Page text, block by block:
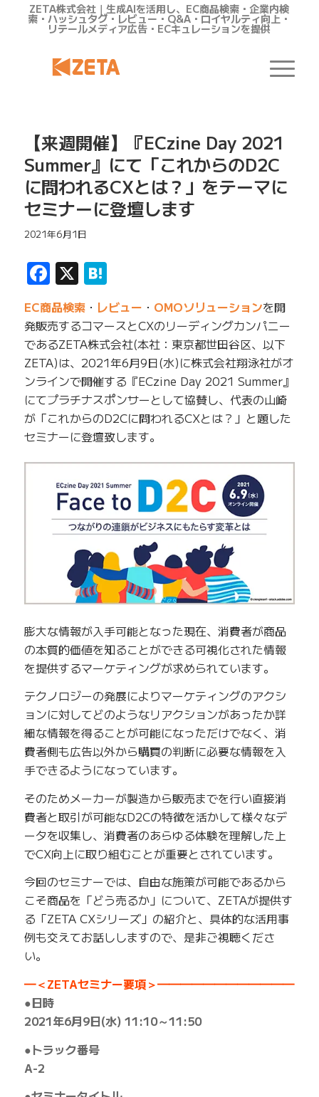
ZETA株式会社｜生成AIを活用し、EC商品検索・企業内検
索・ハッシュタグ・レビュー・Q&A・ロイヤルティ向上・
リテールメディア広告・ECキュレーションを提供
【来週開催】『ECzine Day 2021
Summer』にて「これからのD2C
に問われるCXとは？」をテーマに
セミナーに登壇します
2021年6月1日
Facebook
X Hatena
EC商品検索・ レビュー ・ OMOソリューションを開
発販売するコマースとCXのリーディングカンパニー
であるZETA株式会社(本社：東京都世田谷区、以下
ZETA)は、2021年6月9日(水)に株式会社翔泳社がオ
ンラインで開催する『ECzine Day 2021 Summer』
にてプラチナスポンサーとして協賛し、代表の山崎
が「これからのD2Cに問われるCXとは？」と題した
セミナーに登壇致します。
膨大な情報が入手可能となった現在、消費者が商品
の本質的価値を知ることができる可視化された情報
を提供するマーケティングが求められています。
テクノロジーの発展によりマーケティングのアクシ
ョンに対してどのようなリアクションがあったか詳
細な情報を得ることが可能になっただけでなく、消
費者側も広告以外から購買の判断に必要な情報を入
手できるようになっています。
そのためメーカーが製造から販売までを行い直接消
費者と取引が可能なD2Cの特徴を活かして様々なデ
ータを収集し、消費者のあらゆる体験を理解した上
でCX向上に取り組むことが重要とされています。
今回のセミナーでは、自由な施策が可能であるから
こそ商品を「どう売るか」について、ZETAが提供す
る「ZETA CXシリーズ」の紹介と、具体的な活用事
例も交えてお話ししますので、是非ご視聴くださ
い。
━＜ZETAセミナー要項＞━━━━━━━━━━━━
●日時
2021年6月9日(水) 11:10～11:50
●トラック番号
A-2